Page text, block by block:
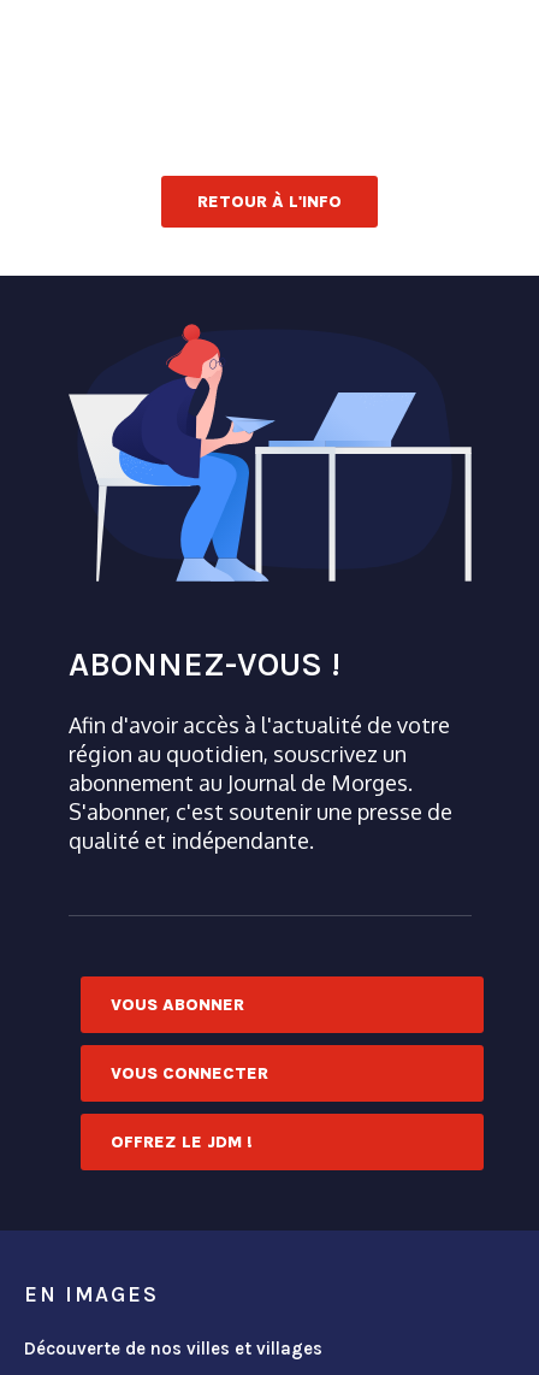
RETOUR À L'INFO
ABONNEZ-VOUS !
Afin d'avoir accès à l'actualité de votre
région au quotidien, souscrivez un
abonnement au Journal de Morges.
S'abonner, c'est soutenir une presse de
qualité et indépendante.
VOUS ABONNER
VOUS CONNECTER
OFFREZ LE JDM !
EN IMAGES
Découverte de nos villes et villages